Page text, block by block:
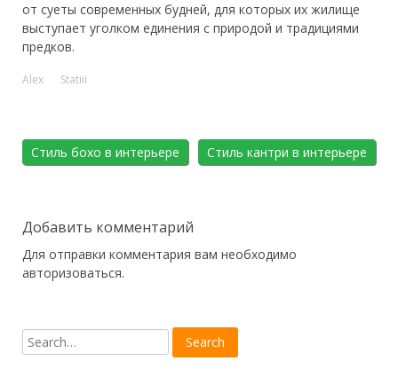
от суеты современных будней, для которых их жилище
выступает уголком единения с природой и традициями
предков.
Alex Statiii
Стиль бохо в интерьере Стиль кантри в интерьере
Добавить комментарий
Для отправки комментария вам необходимо
авторизоваться.